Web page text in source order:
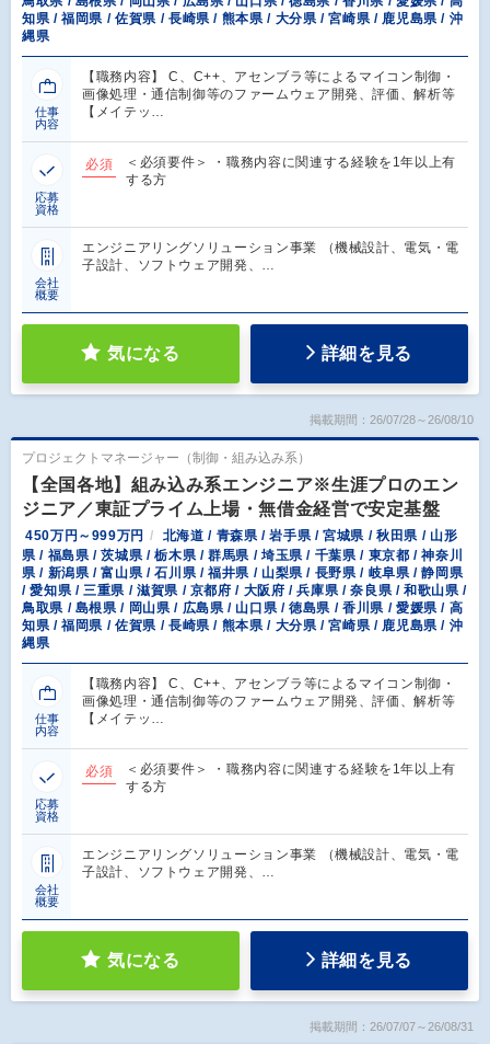
知県 / 福岡県 / 佐賀県 / 長崎県 / 熊本県 / 大分県 / 宮崎県 / 鹿児島県 / 沖
縄県
仕事
内容
【職務内容】 C、C++、アセンブラ等によるマイコン制御・
画像処理・通信制御等のファームウェア開発、評価、解析等
【メイテッ…
応募
資格
必須
＜必須要件＞ ・職務内容に関連する経験を1年以上有
する方
会社
概要
エンジニアリングソリューション事業 （機械設計、電気・電
子設計、ソフトウェア開発、…
気になる 詳細を見る
掲載期間：26/07/28～26/08/10
プロジェクトマネージャー（制御・組み込み系）
【全国各地】組み込み系エンジニア※生涯プロのエン
ジニア／東証プライム上場・無借金経営で安定基盤
450万円～999万円
北海道 / 青森県 / 岩手県 / 宮城県 / 秋田県 / 山形
県 / 福島県 / 茨城県 / 栃木県 / 群馬県 / 埼玉県 / 千葉県 / 東京都 / 神奈川
県 / 新潟県 / 富山県 / 石川県 / 福井県 / 山梨県 / 長野県 / 岐阜県 / 静岡県
/ 愛知県 / 三重県 / 滋賀県 / 京都府 / 大阪府 / 兵庫県 / 奈良県 / 和歌山県 /
鳥取県 / 島根県 / 岡山県 / 広島県 / 山口県 / 徳島県 / 香川県 / 愛媛県 / 高
知県 / 福岡県 / 佐賀県 / 長崎県 / 熊本県 / 大分県 / 宮崎県 / 鹿児島県 / 沖
縄県
仕事
内容
【職務内容】 C、C++、アセンブラ等によるマイコン制御・
画像処理・通信制御等のファームウェア開発、評価、解析等
【メイテッ…
応募
資格
必須
＜必須要件＞ ・職務内容に関連する経験を1年以上有
する方
会社
概要
エンジニアリングソリューション事業 （機械設計、電気・電
子設計、ソフトウェア開発、…
気になる 詳細を見る
掲載期間：26/07/07～26/08/31